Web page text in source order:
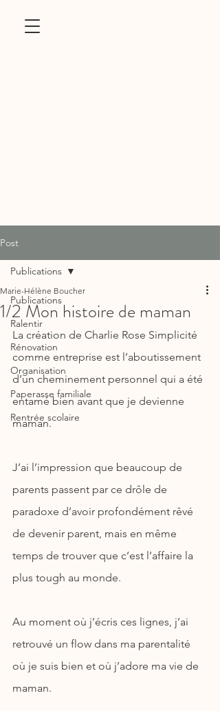
Post
Publications
Ralentir
Rénovation
Organisation
Paperasse familiale
Rentrée scolaire
Publications
1/2 Mon histoire de maman
Marie-Hélène Boucher
La création de Charlie Rose Simplicité
comme entreprise est l’aboutissement
d’un cheminement personnel qui a été
entamé bien avant que je devienne
maman.
J’ai l’impression que beaucoup de
parents passent par ce drôle de
paradoxe d’avoir profondément rêvé
de devenir parent, mais en même
temps de trouver que c’est l’affaire la
plus tough au monde.
Au moment où j’écris ces lignes, j’ai
retrouvé un flow dans ma parentalité
où je suis bien et où j’adore ma vie de
maman.